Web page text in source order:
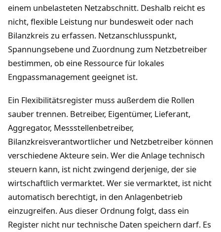
einem unbelasteten Netzabschnitt. Deshalb reicht es
nicht, flexible Leistung nur bundesweit oder nach
Bilanzkreis zu erfassen. Netzanschlusspunkt,
Spannungsebene und Zuordnung zum Netzbetreiber
bestimmen, ob eine Ressource für lokales
Engpassmanagement geeignet ist.
Ein Flexibilitätsregister muss außerdem die Rollen
sauber trennen. Betreiber, Eigentümer, Lieferant,
Aggregator, Messstellenbetreiber,
Bilanzkreisverantwortlicher und Netzbetreiber können
verschiedene Akteure sein. Wer die Anlage technisch
steuern kann, ist nicht zwingend derjenige, der sie
wirtschaftlich vermarktet. Wer sie vermarktet, ist nicht
automatisch berechtigt, in den Anlagenbetrieb
einzugreifen. Aus dieser Ordnung folgt, dass ein
Register nicht nur technische Daten speichern darf. Es